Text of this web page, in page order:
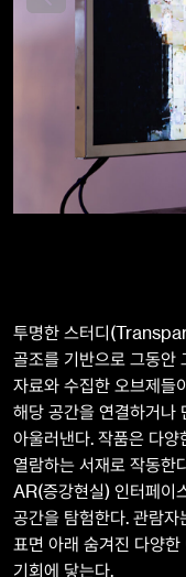
투명한 스터디
골조를 기반으로 그동안
자료와 수집한 오브제들
해당 공간을 연결하거나
아울러낸다. 작품은 다
열람하는 서재로 작동한
AR(증강현실) 인터페이
공간을 탐험한다. 관람
표면 아래 숨겨진 다양
기회에 닿는다.